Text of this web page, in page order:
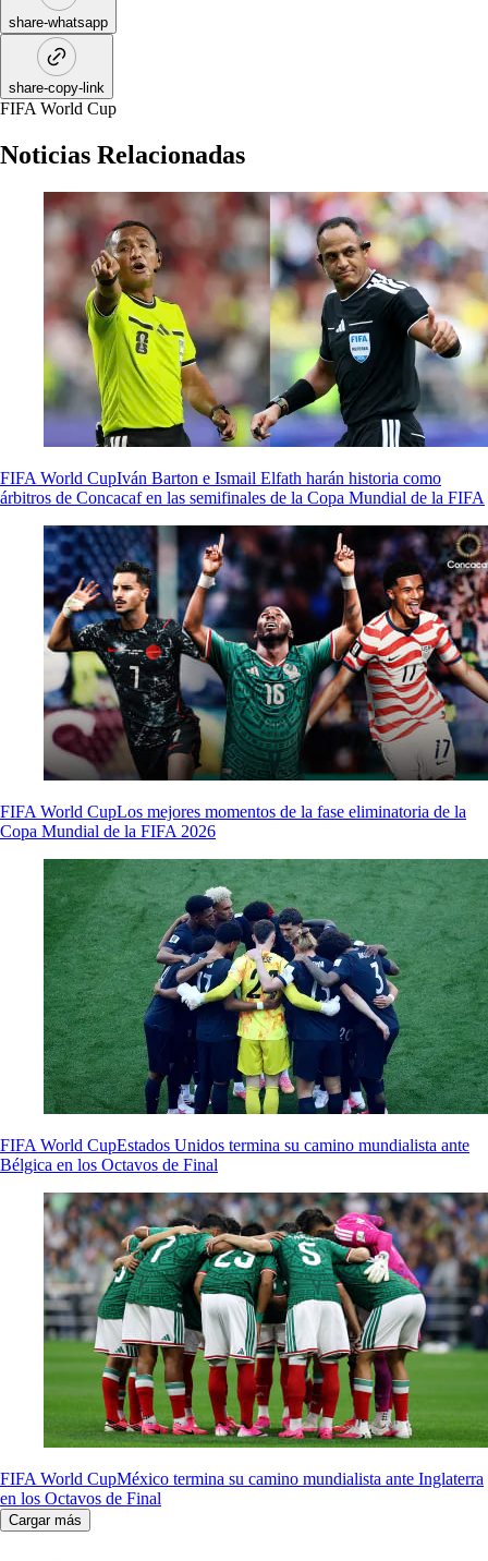
share-whatsapp
share-copy-link
FIFA World Cup
Noticias Relacionadas
FIFA World CupIván Barton e Ismail Elfath harán historia como
árbitros de Concacaf en las semifinales de la Copa Mundial de la FIFA
FIFA World CupLos mejores momentos de la fase eliminatoria de la
Copa Mundial de la FIFA 2026
FIFA World CupEstados Unidos termina su camino mundialista ante
Bélgica en los Octavos de Final
FIFA World CupMéxico termina su camino mundialista ante Inglaterra
en los Octavos de Final
Cargar más